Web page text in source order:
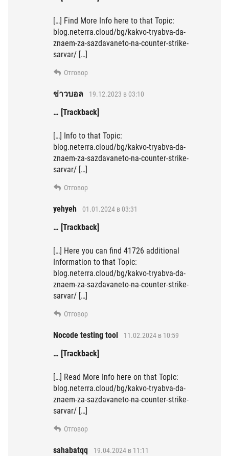
[…] Find More Info here to that Topic:
blog.neterra.cloud/bg/kakvo-tryabva-da-
znaem-za-sazdavaneto-na-counter-strike-
sarvar/ […]
Отговор
ข่าวบอล 19.12.2023 в 03:10
… [Trackback]
[…] Info to that Topic:
blog.neterra.cloud/bg/kakvo-tryabva-da-
znaem-za-sazdavaneto-na-counter-strike-
sarvar/ […]
Отговор
yehyeh 01.01.2024 в 03:31
… [Trackback]
[…] Here you can find 41726 additional
Information to that Topic:
blog.neterra.cloud/bg/kakvo-tryabva-da-
znaem-za-sazdavaneto-na-counter-strike-
sarvar/ […]
Отговор
Nocode testing tool 11.02.2024 в 10:59
… [Trackback]
[…] Read More Info here on that Topic:
blog.neterra.cloud/bg/kakvo-tryabva-da-
znaem-za-sazdavaneto-na-counter-strike-
sarvar/ […]
Отговор
sahabatqq 19.04.2024 в 11:11